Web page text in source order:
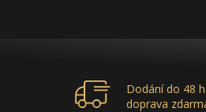
Dodání do 48
doprava